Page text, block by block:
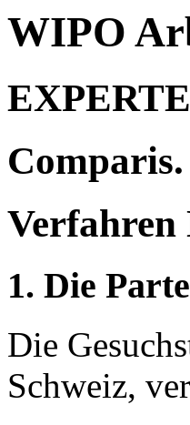
WIPO
Verfahren
1. Die
Die
Schweiz,